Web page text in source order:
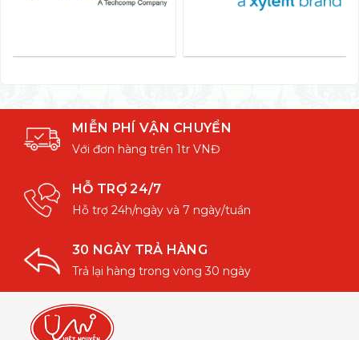
MIỄN PHÍ VẬN CHUYỂN
Với đơn hàng trên 1tr VNĐ
HỖ TRỢ 24/7
Hỗ trợ 24h/ngày và 7 ngày/tuần
30 NGÀY TRẢ HÀNG
Trả lại hàng trong vòng 30 ngày